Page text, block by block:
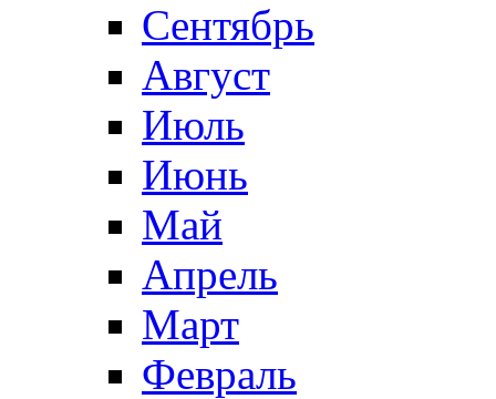
Сентябрь
Август
Июль
Июнь
Май
Апрель
Март
Февраль